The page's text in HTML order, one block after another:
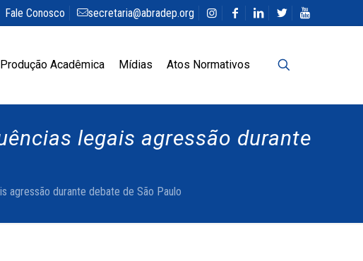
Fale Conosco secretaria@abradep.org
Produção Acadêmica Mídias Atos Normativos
legais agressão durante
agressão durante debate de São Paulo